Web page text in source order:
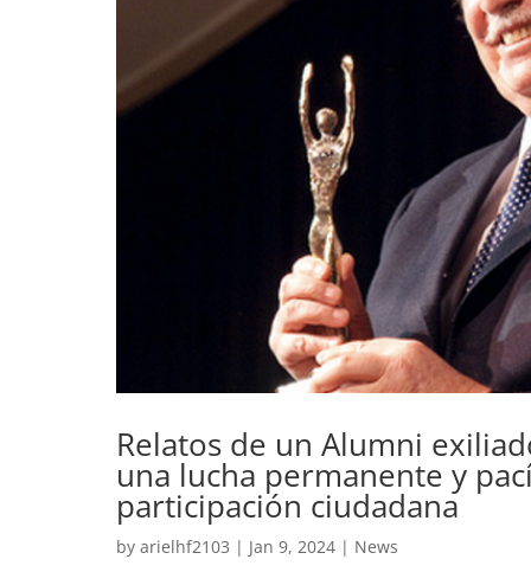
Relatos de un Alumni
una lucha permanente y
participación ciudadana
by arielhf2103 | Jan 9, 2024 | News